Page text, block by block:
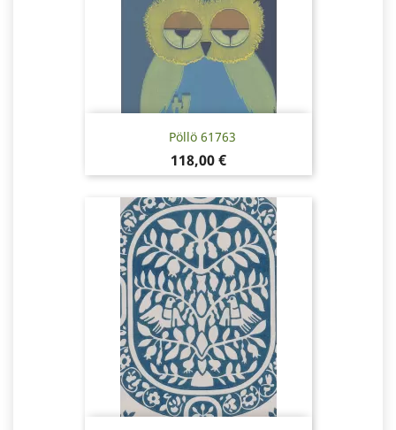
Pöllö 61763
Hinta
118,00 €